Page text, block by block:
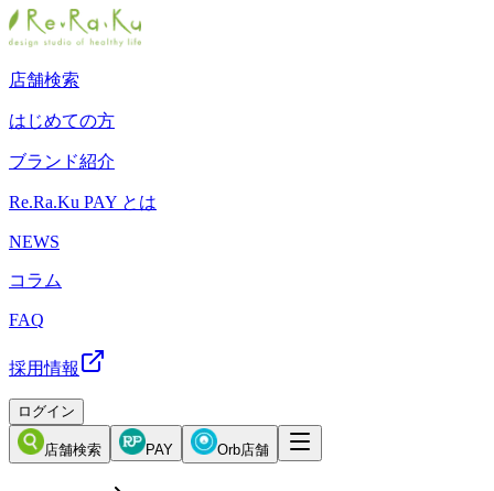
店舗検索
はじめての方
ブランド紹介
Re.Ra.Ku PAY とは
NEWS
コラム
FAQ
採用情報
ログイン
店舗検索 PAY Orb店舗